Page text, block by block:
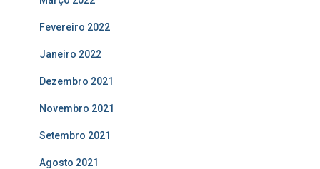
Fevereiro 2022
Janeiro 2022
Dezembro 2021
Novembro 2021
Setembro 2021
Agosto 2021